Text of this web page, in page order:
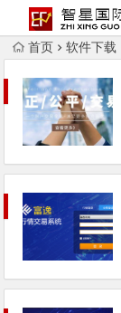
首页 软件下载